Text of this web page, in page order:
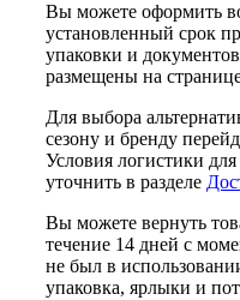
Вы можете оформить
установленный срок
упаковки и
размещены на
Для выбора
сезону и бренду
Условия логистики
уточнить в разделе
Вы можете вернуть
течение 14 дней с
не был в
упаковка, ярлыки и